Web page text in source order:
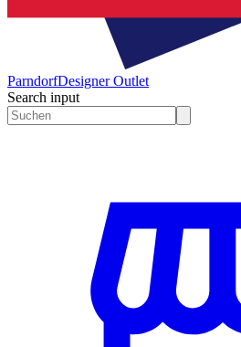
ParndorfDesigner Outlet
Search input